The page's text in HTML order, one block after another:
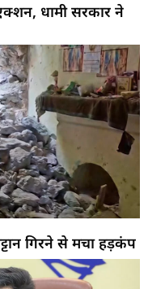
धामी सरकार ने
गिरने से मचा हड़कंप